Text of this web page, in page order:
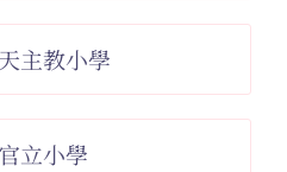
主教小學
立小學